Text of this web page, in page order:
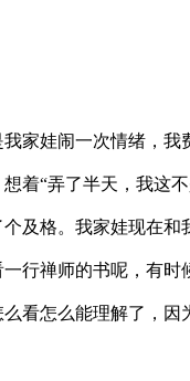
家娃闹一次情绪，
着“弄了半天，我这
及格。我家娃现在
行禅师的书呢，有
看怎么能理解了，